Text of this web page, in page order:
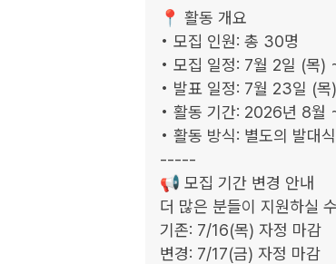
📍 활동 개요
• 모집 인원: 총 30명
• 모집 일정: 7월 2일 (목)
• 발표 일정: 7월 23일 (목)
• 활동 기간: 2026년 8월
• 활동 방식: 별도의 발대
-----
📢 모집 기간 변경 안내
더 많은 분들이 지원하실
기존: 7/16(목) 자정 마감
변경: 7/17(금) 자정 마감